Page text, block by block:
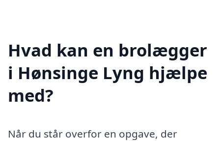
Hvad kan en brolægger
i Hønsinge Lyng hjælpe
med?
Når du står overfor en opgave, der